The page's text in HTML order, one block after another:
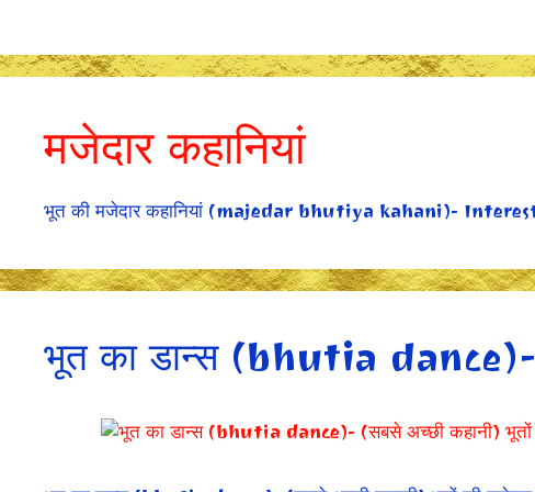
content
मजेदार कहानियां
भूत की मजेदार कहानियां (majedar bhutiya kahani)-
भूत का डान्स (bhutia dance)-